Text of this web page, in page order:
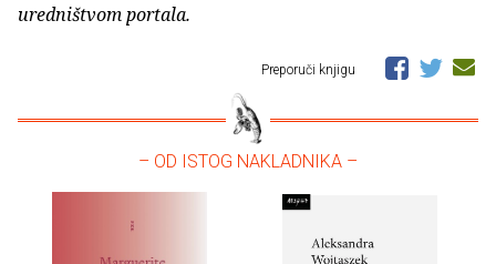
uredništvom portala.
Preporuči knjigu
– OD ISTOG NAKLADNIKA –